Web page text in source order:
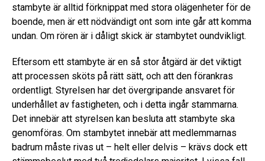
stambyte är alltid förknippat med stora olägenheter för de
boende, men är ett nödvändigt ont som inte går att komma
undan. Om rören är i dåligt skick är stambytet oundvikligt.
Eftersom ett stambyte är en så stor åtgärd är det viktigt
att processen sköts på rätt sätt, och att den förankras
ordentligt. Styrelsen har det övergripande ansvaret för
underhållet av fastigheten, och i detta ingår stammarna.
Det innebär att styrelsen kan besluta att stambyte ska
genomföras. Om stambytet innebär att medlemmarnas
badrum måste rivas ut – helt eller delvis – krävs dock ett